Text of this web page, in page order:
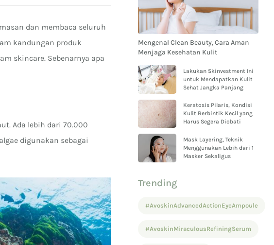
dan membaca seluruh
kandungan produk
skincare. Sebenarnya apa
Ada lebih dari 70.000
digunakan sebagai
Mengenal Clean Beauty, Cara Aman
Menjaga Kesehatan Kulit
Lakukan Skinvestment Ini
untuk Mendapatkan Kulit
Sehat Jangka Panjang
Keratosis Pilaris, Kondisi
Kulit Berbintik Kecil yang
Harus Segera Diobati
Mask Layering, Teknik
Menggunakan Lebih dari 1
Masker Sekaligus
Trending
#AvoskinAdvancedActionEyeAmpoule
#AvoskinMiraculousRefiningSerum